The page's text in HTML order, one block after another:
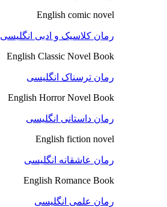
English comic novel
رمان کلاسیک و ادبی انگلیسی
English Classic Novel Book
رمان ترسناک انگلیسی
English Horror Novel Book
رمان داستانی انگلیسی
English fiction novel
رمان عاشقانه انگلیسی
English Romance Book
رمان علمی انگلیسی